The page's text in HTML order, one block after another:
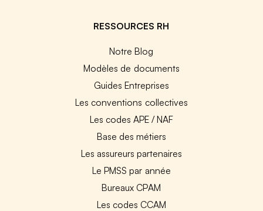
RESSOURCES RH
Notre Blog
Modèles de documents
Guides Entreprises
Les conventions collectives
Les codes APE / NAF
Base des métiers
Les assureurs partenaires
Le PMSS par année
Bureaux CPAM
Les codes CCAM